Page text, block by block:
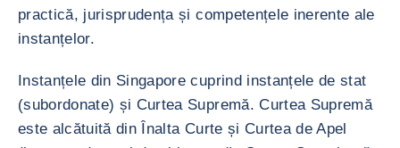
practică, jurisprudența și competențele inerente ale
instanțelor.
Instanțele din Singapore cuprind instanțele de stat
(subordonate) și Curtea Supremă. Curtea Supremă
este alcătuită din Înalta Curte și Curtea de Apel